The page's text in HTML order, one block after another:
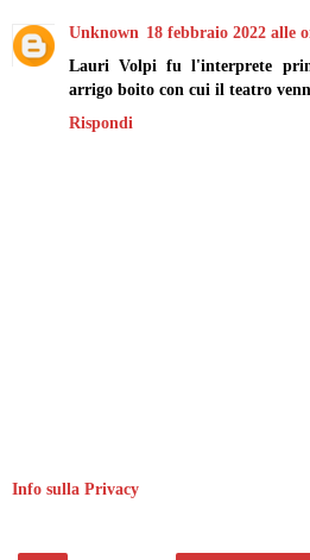
Unknown 18 febbraio 2022 alle
Lauri Volpi fu l'interprete
arrigo boito con cui il teatro
Rispondi
Info sulla Privacy